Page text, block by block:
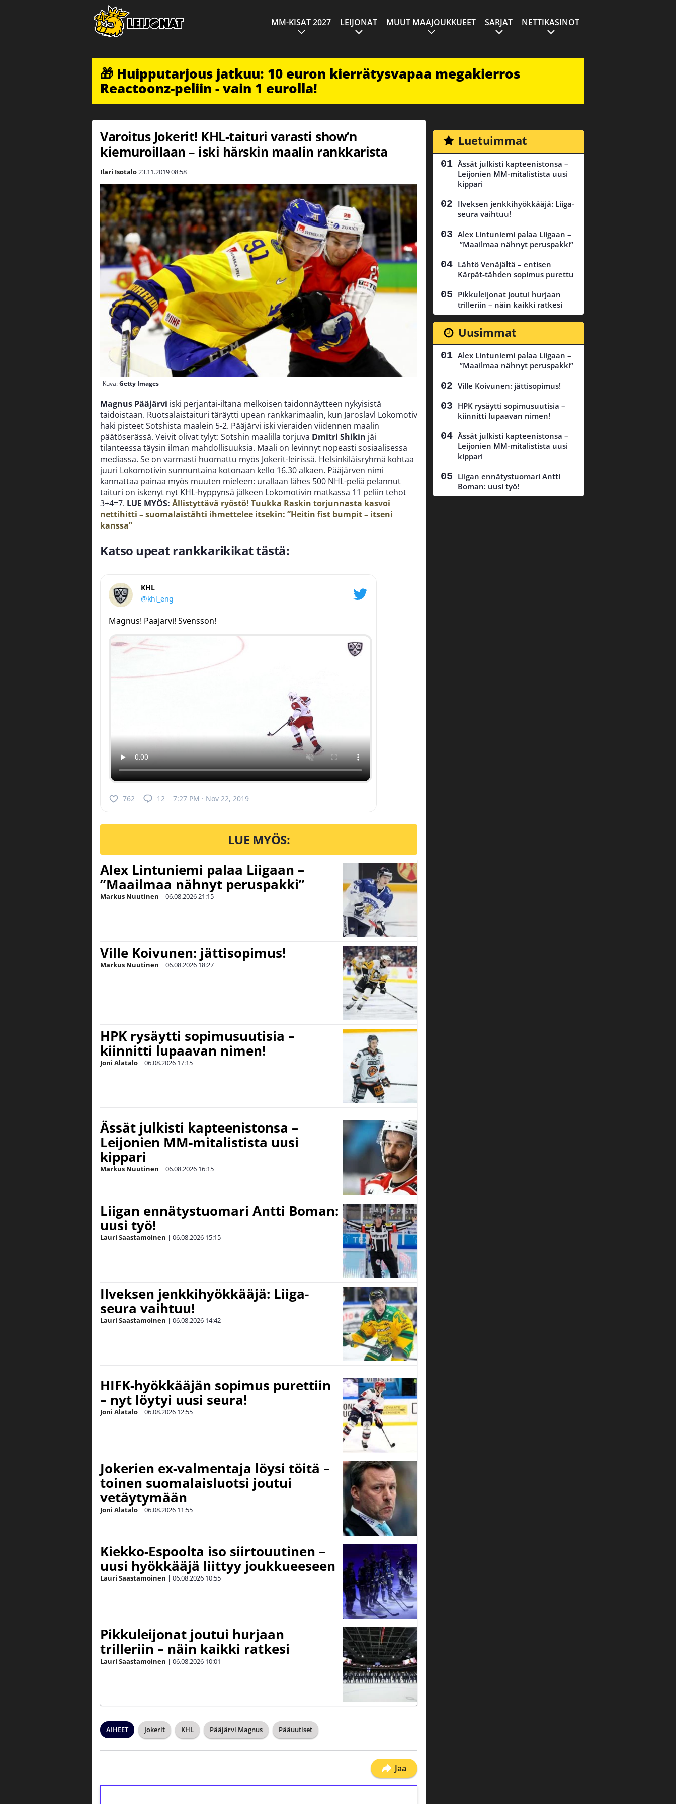
MM-KISAT 2027 LEIJONAT MUUT MAAJOUKKUEET SARJAT NETTIKASINOT
🎁 Huipputarjous jatkuu: 10 euron kierrätysvapaa megakierros
Reactoonz-peliin - vain 1 eurolla!
Varoitus Jokerit! KHL-taituri varasti show’n
kiemuroillaan – iski härskin maalin rankkarista
Ilari Isotalo23.11.201908:58
Kuva:Getty Images
Magnus Pääjärvi iski perjantai-iltana melkoisen taidonnäytteen nykyisistä
taidoistaan. Ruotsalaistaituri täräytti upean rankkarimaalin, kun Jaroslavl Lokomotiv
haki pisteet Sotshista maalein 5-2. Pääjärvi iski vieraiden viidennen maalin
päätöserässä. Veivit olivat tylyt: Sotshin maalilla torjuva Dmitri Shikin jäi
tilanteessa täysin ilman mahdollisuuksia. Maali on levinnyt nopeasti sosiaalisessa
mediassa. Se on varmasti huomattu myös Jokerit-leirissä. Helsinkiläisryhmä kohtaa
juuri Lokomotivin sunnuntaina kotonaan kello 16.30 alkaen. Pääjärven nimi
kannattaa painaa myös muuten mieleen: urallaan lähes 500 NHL-peliä pelannut
taituri on iskenyt nyt KHL-hyppynsä jälkeen Lokomotivin matkassa 11 peliin tehot
3+4=7. LUE MYÖS: Ällistyttävä ryöstö! Tuukka Raskin torjunnasta kasvoi
nettihitti – suomalaistähti ihmettelee itsekin: ”Heitin fist bumpit – itseni
kanssa”
Katso upeat rankkarikikat tästä:
KHL
@khl_eng
Magnus! Paajarvi! Svensson!
762 12 7:27 PM · Nov 22, 2019
LUE MYÖS:
Alex Lintuniemi palaa Liigaan –
”Maailmaa nähnyt peruspakki”
Markus Nuutinen | 06.08.202621:15
Ville Koivunen: jättisopimus!
Markus Nuutinen | 06.08.2026 18:27
HPK rysäytti sopimusuutisia –
kiinnitti lupaavan nimen!
Joni Alatalo | 06.08.2026 17:15
Ässät julkisti kapteenistonsa –
Leijonien MM-mitalistista uusi
kippari
Markus Nuutinen | 06.08.2026 16:15
Liigan ennätystuomari Antti Boman:
uusi työ!
Lauri Saastamoinen | 06.08.2026 15:15
Ilveksen jenkkihyökkääjä: Liiga-
seura vaihtuu!
Lauri Saastamoinen | 06.08.2026 14:42
HIFK-hyökkääjän sopimus purettiin
– nyt löytyi uusi seura!
Joni Alatalo | 06.08.2026 12:55
Jokerien ex-valmentaja löysi töitä –
toinen suomalaisluotsi joutui
vetäytymään
Joni Alatalo | 06.08.2026 11:55
Kiekko-Espoolta iso siirtouutinen –
uusi hyökkääjä liittyy joukkueeseen
Lauri Saastamoinen | 06.08.2026 10:55
Pikkuleijonat joutui hurjaan
trilleriin – näin kaikki ratkesi
Lauri Saastamoinen | 06.08.2026 10:01
AIHEET Jokerit KHL Pääjärvi Magnus Pääuutiset
Jaa
Luetuimmat
Ässät julkisti kapteenistonsa –
Leijonien MM-mitalistista uusi
kippari
Ilveksen jenkkihyökkääjä: Liiga-
seura vaihtuu!
Alex Lintuniemi palaa Liigaan –
”Maailmaa nähnyt peruspakki”
Lähtö Venäjältä – entisen
Kärpät-tähden sopimus purettu
Pikkuleijonat joutui hurjaan
trilleriin – näin kaikki ratkesi
Uusimmat
Alex Lintuniemi palaa Liigaan –
”Maailmaa nähnyt peruspakki”
Ville Koivunen: jättisopimus!
HPK rysäytti sopimusuutisia –
kiinnitti lupaavan nimen!
Ässät julkisti kapteenistonsa –
Leijonien MM-mitalistista uusi
kippari
Liigan ennätystuomari Antti
Boman: uusi työ!